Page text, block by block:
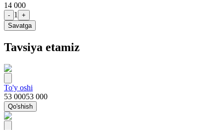
14 000
- 1
+
Savatga
Tavsiya etamiz
To'y oshi
53 00053 000
Qo'shish